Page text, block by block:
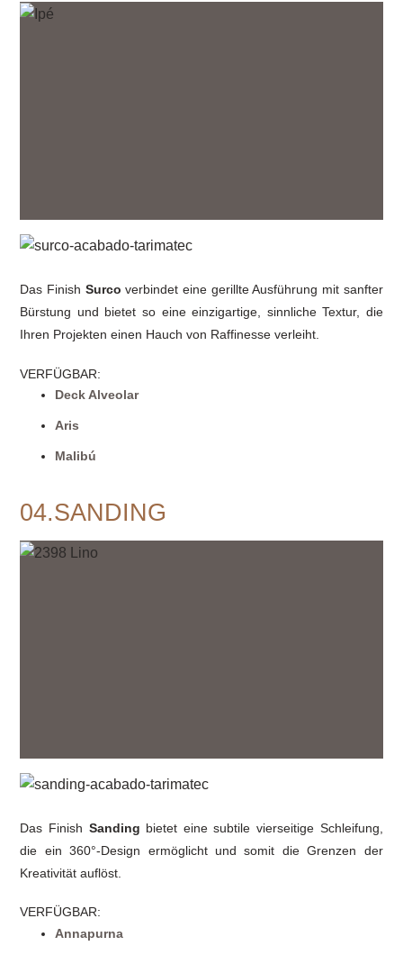
Das Finish Surco verbindet eine gerillte Ausführung mit sanfter
Bürstung und bietet so eine einzigartige, sinnliche Textur, die
Ihren Projekten einen Hauch von Raffinesse verleiht.
VERFÜGBAR:
Deck Alveolar
Aris
Malibú
04.SANDING
Das Finish Sanding bietet eine subtile vierseitige Schleifung,
die ein 360°-Design ermöglicht und somit die Grenzen der
Kreativität auflöst.
VERFÜGBAR:
Annapurna